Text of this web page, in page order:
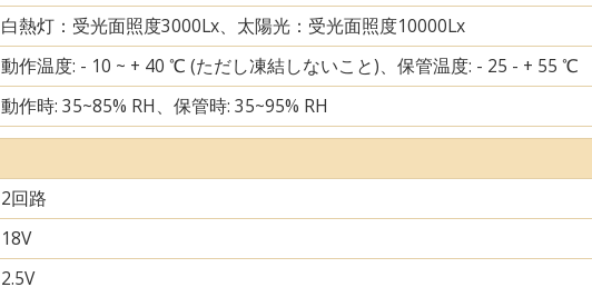
白熱灯：受光面照度3000Lx、太陽光：受光面照度10000Lx
動作温度: - 10 ~ + 40 ℃ (ただし凍結しないこと)、保管温度: - 25 - + 55 ℃
動作時: 35~85% RH、保管時: 35~95% RH
2回路
18V
2.5V